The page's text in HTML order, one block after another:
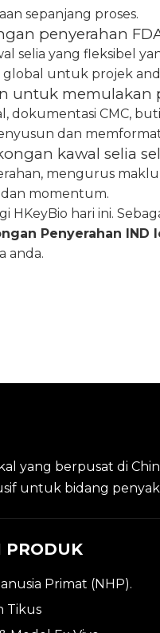
sepanjang proses.
penyerahan
selia yang fleksibel
global untuk projek
untuk memulakan
dokumentasi CMC,
dan
kawal selia
mengurus
momentum.
hari ini.
Penyerahan IND
anda.
yang berpusat di
untuk bidang
PRODUK
Primat (NHP).
Tikus